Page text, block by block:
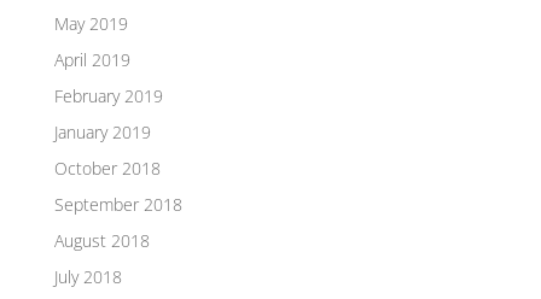
May 2019
April 2019
February 2019
January 2019
October 2018
September 2018
August 2018
July 2018